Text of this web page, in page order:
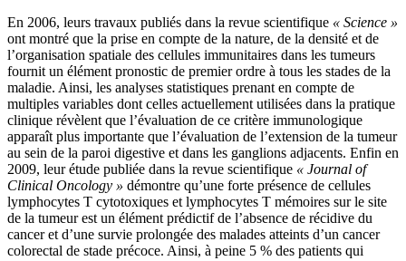
En 2006, leurs travaux publiés dans la revue scientifique « Science »
ont montré que la prise en compte de la nature, de la densité et de
l’organisation spatiale des cellules immunitaires dans les tumeurs
fournit un élément pronostic de premier ordre à tous les stades de la
maladie. Ainsi, les analyses statistiques prenant en compte de
multiples variables dont celles actuellement utilisées dans la pratique
clinique révèlent que l’évaluation de ce critère immunologique
apparaît plus importante que l’évaluation de l’extension de la tumeur
au sein de la paroi digestive et dans les ganglions adjacents. Enfin en
2009, leur étude publiée dans la revue scientifique « Journal of
Clinical Oncology » démontre qu’une forte présence de cellules
lymphocytes T cytotoxiques et lymphocytes T mémoires sur le site
de la tumeur est un élément prédictif de l’absence de récidive du
cancer et d’une survie prolongée des malades atteints d’un cancer
colorectal de stade précoce. Ainsi, à peine 5 % des patients qui